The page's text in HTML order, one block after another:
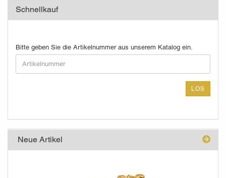
Schnellkauf
BITTE
GEBEN
SIE
DIE
EIN.
Bitte geben Sie die Artikelnummer aus unserem Katalog ein.
LOS
Neue Artikel